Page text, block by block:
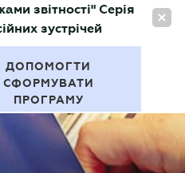
UA
звітності" Серія
зустрічей
ДОПОМОГТИ
СФОРМУВАТИ
ПРОГРАМУ